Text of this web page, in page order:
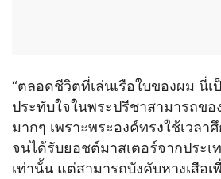
“ตลอดชีวิตที่เล่นเรือใบของผม นี่
ประทับใจในพระปรีชาสามารถขอ
มากๆ เพราะพระองค์ทรงใช้เวลา
จนได้รับยอชต์มาสเตอร์จากประเ
เท่านั้น แต่สามารถบังคับหางเสือเ